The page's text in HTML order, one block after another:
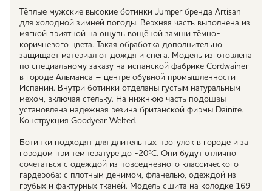
Тёплые мужские высокие ботинки Jumper бренда Artisan
для холодной зимней погоды. Верхняя часть выполнена из
мягкой приятной на ощупь вощёной замши тёмно-
коричневого цвета. Такая обработка дополнительно
защищает материал от дождя и снега. Модель изготовлена
по специальному заказу на испанской фабрике Cordwainer
в городе Альманса – центре обувной промышленности
Испании. Внутри ботинки отделаны густым натуральным
мехом, включая стельку. На нижнюю часть подошвы
установлена надежная резина британской фирмы Dainite.
Конструкция Goodyear Welted.
Ботинки подходят для длительных прогулок в городе и за
городом при температуре до -20ºС. Они будут отлично
сочетаться с одеждой из повседневного классического
гардероба: с плотным денимом, фланелью, одеждой из
грубых и фактурных тканей. Модель сшита на колодке 169